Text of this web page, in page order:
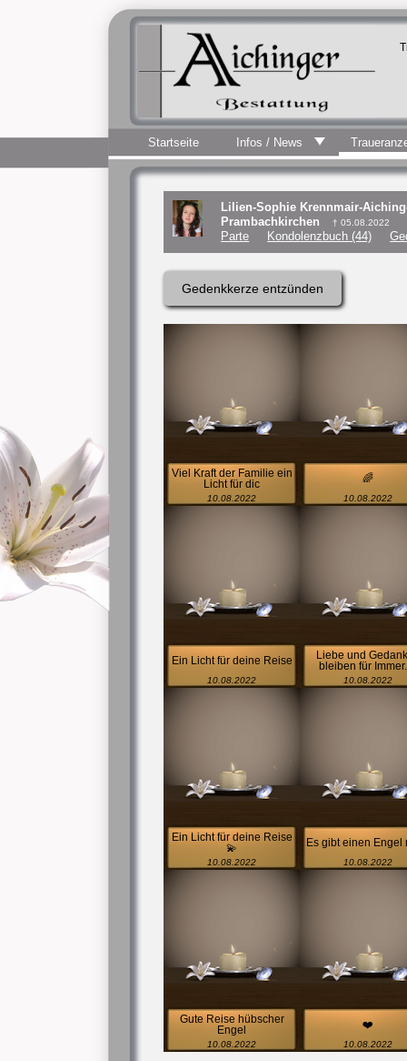
Startseite Infos / News
Lilien-Sophie Krennmair-
Prambachkirchen
† 05.08.2022
Parte Kondolenzbuch (44)
Gedenkkerze entzünden
Viel Kraft der Familie ein
Licht für dic
10.08.2022
🌈
10.08.2022
Ein Licht für deine Reise
10.08.2022
Liebe und
bleiben für
10.08.2022
Ein Licht für deine Reise
💫
10.08.2022
Es gibt einen Engel
10.08.2022
Gute Reise hübscher
Engel
10.08.2022
❤️
10.08.2022